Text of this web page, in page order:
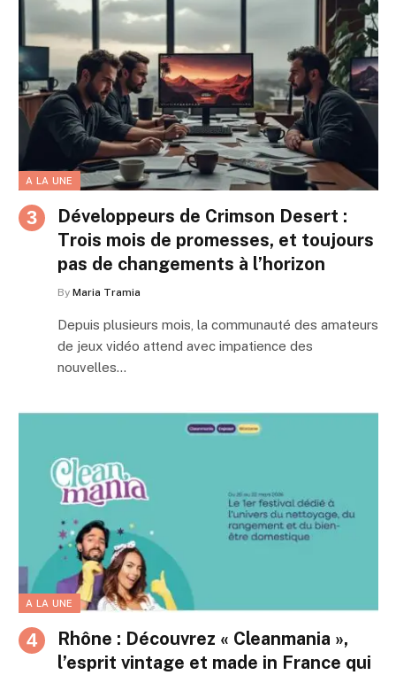
A LA UNE
Développeurs de Crimson Desert :
Trois mois de promesses, et toujours
pas de changements à l’horizon
By Maria Tramia
Depuis plusieurs mois, la communauté des amateurs
de jeux vidéo attend avec impatience des
nouvelles…
A LA UNE
Rhône : Découvrez « Cleanmania »,
l’esprit vintage et made in France qui